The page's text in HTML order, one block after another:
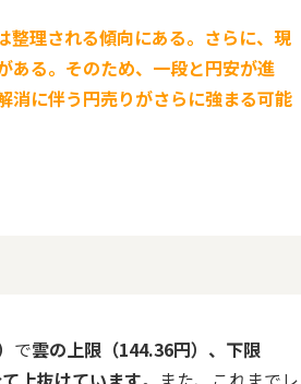
整理される傾向にある。さらに、現
ある。そのため、一段と円安が進
消に伴う円売りがさらに強まる可能
で雲の上限（144.36円）、下限